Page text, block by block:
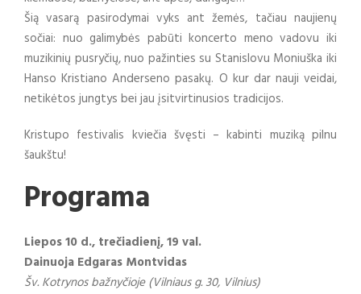
Šią vasarą pasirodymai vyks ant žemės, tačiau naujienų
sočiai: nuo galimybės pabūti koncerto meno vadovu iki
muzikinių pusryčių, nuo pažinties su Stanislovu Moniuška iki
Hanso Kristiano Anderseno pasakų. O kur dar nauji veidai,
netikėtos jungtys bei jau įsitvirtinusios tradicijos.
Kristupo festivalis kviečia švęsti – kabinti muziką pilnu
šaukštu!
Programa
Liepos 10 d., trečiadienį, 19 val.
Dainuoja Edgaras Montvidas
Šv. Kotrynos bažnyčioje (Vilniaus g. 30, Vilnius)